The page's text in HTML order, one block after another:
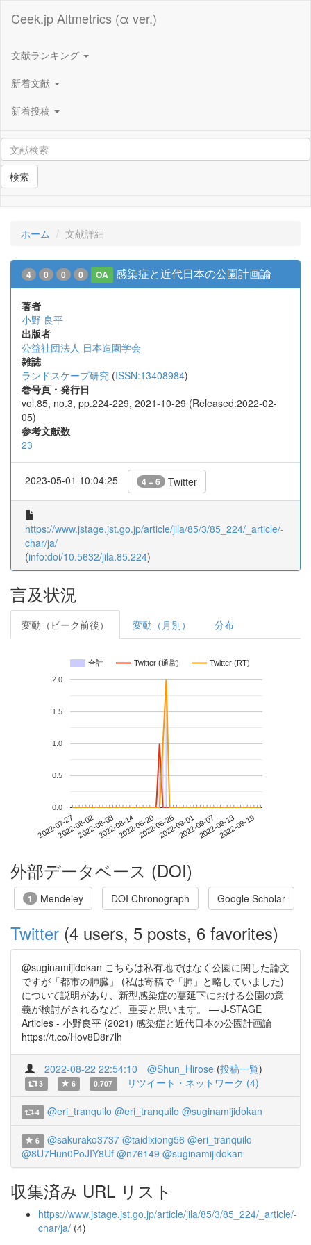
Ceek.jp Altmetrics (α ver.)
文献ランキング
新着文献
新着投稿
検索
ホーム 文献詳細
4 0 0 0 OA 感染症と近代日本の公園計画論
著者
小野 良平
出版者
公益社団法人 日本造園学会
雑誌
ランドスケープ研究 (ISSN:13408984)
巻号頁・発行日
vol.85, no.3, pp.224-229, 2021-10-29 (Released:2022-02-
05)
参考文献数
23
2023-05-01 10:04:25 4 + 6 Twitter
https://www.jstage.jst.go.jp/article/jila/85/3/85_224/_article/-
char/ja/
(info:doi/10.5632/jila.85.224)
言及状況
変動（ピーク前後） 変動（月別） 分布
合計 Twitter (通常) Twitter (RT)
2022-07-272022-08-022022-08-082022-08-142022-08-202022-08-262022-09-012022-09-072022-09-132022-09-19
0.0
0.5
1.0
1.5
2.0
外部データベース (DOI)
1 Mendeley DOI Chronograph Google Scholar
Twitter (4 users, 5 posts, 6 favorites)
@suginamijidokan こちらは私有地ではなく公園に関した論文
ですが「都市の肺臓」 (私は寄稿で「肺」と略していました)
について説明があり、新型感染症の蔓延下における公園の意
義が検討がされるなど、重要と思います。 — J-STAGE
Articles - 小野良平 (2021) 感染症と近代日本の公園計画論
https://t.co/Hov8D8r7lh
2022-08-22 22:54:10 @Shun_Hirose (投稿一覧)
3 6 0.707 リツイート・ネットワーク (4)
4 @eri_tranquilo @eri_tranquilo @suginamijidokan
6 @sakurako3737 @taidixiong56 @eri_tranquilo
@8U7Hun0PoJIY8Uf @n76149 @suginamijidokan
収集済み URL リスト
https://www.jstage.jst.go.jp/article/jila/85/3/85_224/_article/-
char/ja/ (4)